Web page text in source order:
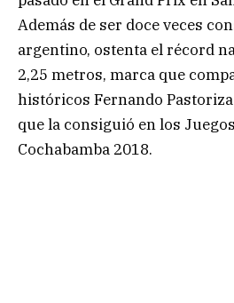
Además de ser doce veces
argentino, ostenta el récord
2,25 metros, marca que
históricos Fernando
que la consiguió en los
Cochabamba 2018.